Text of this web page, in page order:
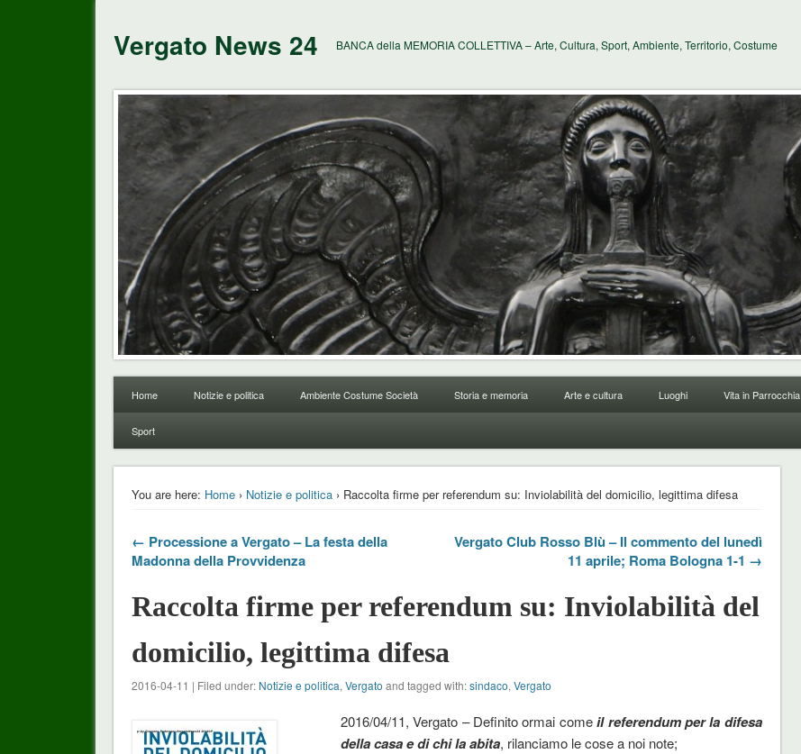
Vergato News 24 BANCA della MEMORIA COLLETTIVA – Arte, Cultura, Sport, Ambiente, Territorio, Costume
Home Notizie e politica Ambiente Costume Società Storia e memoria Arte e cultura Luoghi Vita in Parrocchia
Sport
You are here: Home› Notizie e politica› Raccolta firme per referendum su: Inviolabilità del domicilio, legittima difesa
← Processione a Vergato – La festa della
Madonna della Provvidenza
Vergato Club Rosso Blù – Il commento del lunedì
11 aprile; Roma Bologna 1-1 →
Raccolta firme per referendum su: Inviolabilità del
domicilio, legittima difesa
2016-04-11 | Filed under: Notizie e politica, Vergato and tagged with:sindaco, Vergato
2016/04/11, Vergato – Definito ormai comeil referendum per la difesa
della casa e di chi la abita, rilanciamo le cose a noi note;